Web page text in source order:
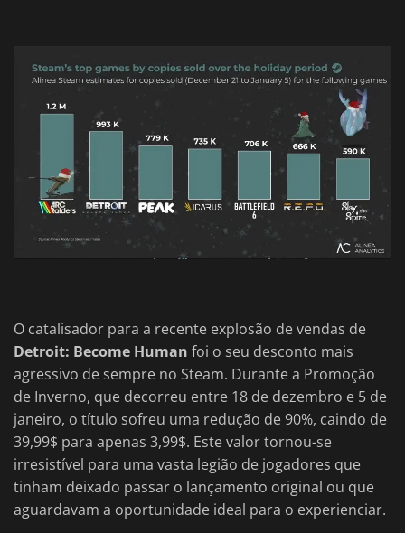
O catalisador para a recente explosão de vendas de
Detroit: Become Human foi o seu desconto mais
agressivo de sempre no Steam. Durante a Promoção
de Inverno, que decorreu entre 18 de dezembro e 5 de
janeiro, o título sofreu uma redução de 90%, caindo de
39,99$ para apenas 3,99$. Este valor tornou-se
irresistível para uma vasta legião de jogadores que
tinham deixado passar o lançamento original ou que
aguardavam a oportunidade ideal para o experienciar.